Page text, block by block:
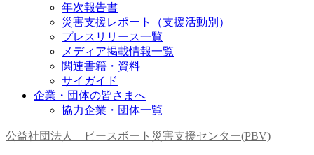
年次報告書
災害支援レポート（支援活動別）
プレスリリース一覧
メディア掲載情報一覧
関連書籍・資料
サイガイド
企業・団体の皆さまへ
協力企業・団体一覧
公益社団法人 ピースボート災害支援センター(PBV)